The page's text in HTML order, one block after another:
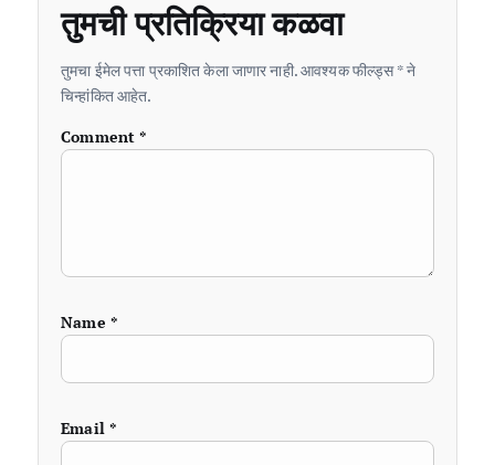
तुमची प्रतिक्रिया कळवा
तुमचा ईमेल पत्ता प्रकाशित केला जाणार नाही. आवश्यक फील्ड्स * ने
चिन्हांकित आहेत.
Comment*
Name *
Email *